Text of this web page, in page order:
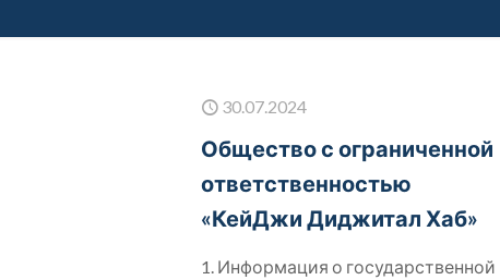
30.07.2024
Общество с ограниченной
ответственностью
«КейДжи Диджитал Хаб»
1. Информация о государственной